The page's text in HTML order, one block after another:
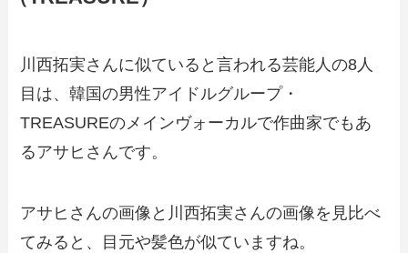
川西拓実さんに似ていると言われる芸能人の8人
目は、韓国の男性アイドルグループ・
TREASUREのメインヴォーカルで作曲家でもあ
るアサヒさんです。
アサヒさんの画像と川西拓実さんの画像を見比べ
てみると、目元や髪色が似ていますね。